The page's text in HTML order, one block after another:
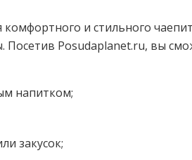
и стильного
Posudaplanet.ru, вы
напитком;
закусок;